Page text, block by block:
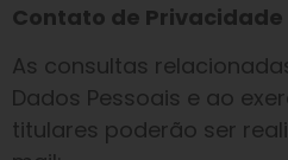
Contato de Privacidade
As consultas
Dados Pessoais e ao
titulares poderão ser